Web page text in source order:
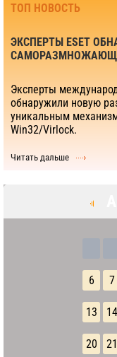
ТОП НОВОСТЬ
ЭКСПЕРТЫ ESET
Эксперты
обнаружили новую
уникальным
Win32/Virlock.
Читать дальше
6 7
13 14
20 21